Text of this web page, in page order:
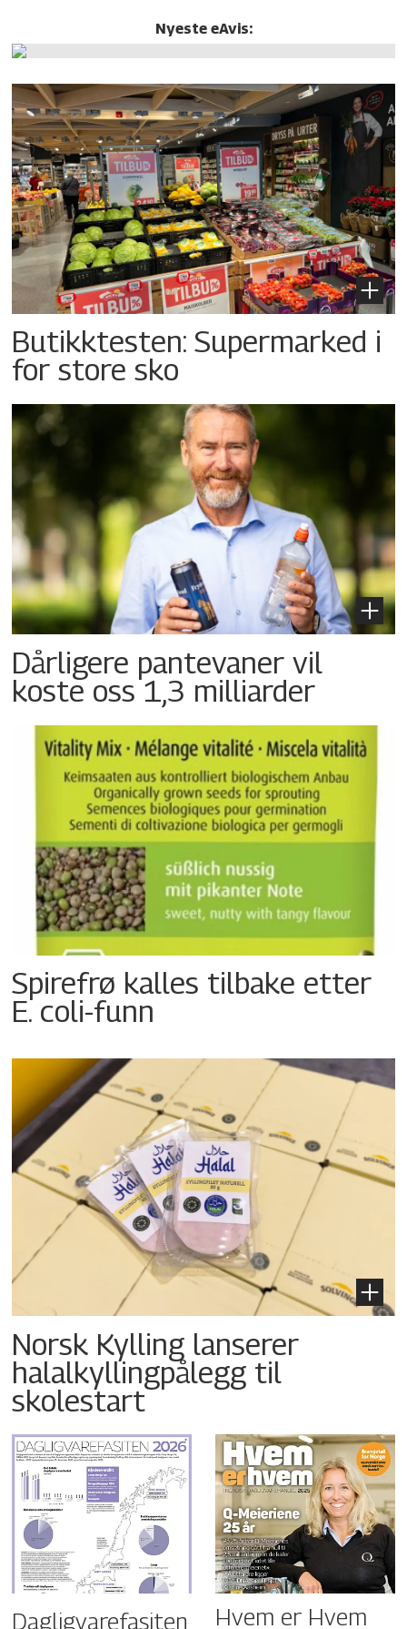
Nyeste eAvis:
Butikktesten: Supermarked i
for store sko
Dårligere pantevaner vil
koste oss 1,3 milliarder
Spirefrø kalles tilbake etter
E. coli-funn
Norsk Kylling lanserer
halalkyllingpålegg til
skolestart
Dagligvarefasiten Hvem er Hvem